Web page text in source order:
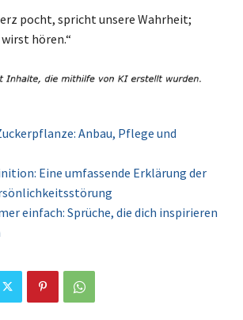
pocht, spricht unsere Wahrheit;
hören.“
Anbau, Pflege und
Eine umfassende Erklärung der
einfach: Sprüche, die dich inspirieren